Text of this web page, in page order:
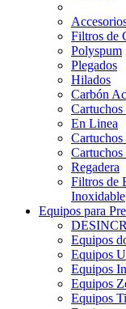
Filtros de
Polyspum
Plegados
Hilados
Carbón
Cartuchos
En Linea
Cartuchos
Cartuchos
Regadera
Filtros de
Inoxidable
Equipos para
Equipos
Equipos
Equipos
Equipos
Equipos